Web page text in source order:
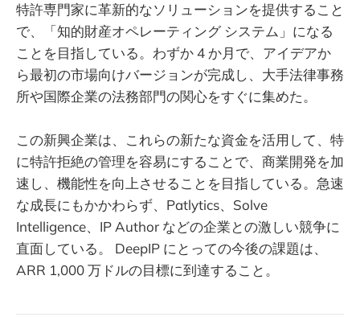
特許専門家に革新的なソリューションを提供すること
で、「知的財産オペレーティング システム」になる
ことを目指している。わずか 4 か月で、アイデアか
ら最初の市場向けバージョンが完成し、大手法律事務
所や国際企業の法務部門の関心をすぐに集めた。
この新興企業は、これらの新たな資金を活用して、特
に特許拒絶の管理を容易にすることで、商業開発を加
速し、機能性を向上させることを目指している。急速
な成長にもかかわらず、Patlytics、Solve
Intelligence、IP Author などの企業との激しい競争に
直面している。 DeepIP にとっての今後の課題は、
ARR 1,000 万ドルの目標に到達すること。